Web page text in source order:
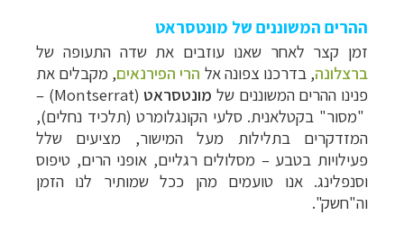
ההרים המשוננים של מונטסראט
זמן קצר לאחר שאנו עוזבים את שדה התעופה של
ברצלונה, בדרכנו צפונה אל הרי הפירנאים, מקבלים את
פנינו ההרים המשוננים של מונטסראט(
Montserrat
)
–
"מסור" בקטלאנית. סלעי הקונגלומרט (תלכיד נחלים),
המזדקרים בתלילות מעל המישור, מציעים שלל
פעילויות בטבע – מסלולים רגליים, אופני הרים, טיפוס
וסנפלינג. אנו טועמים מהן ככל שמותיר לנו הזמן
וה"חשק".